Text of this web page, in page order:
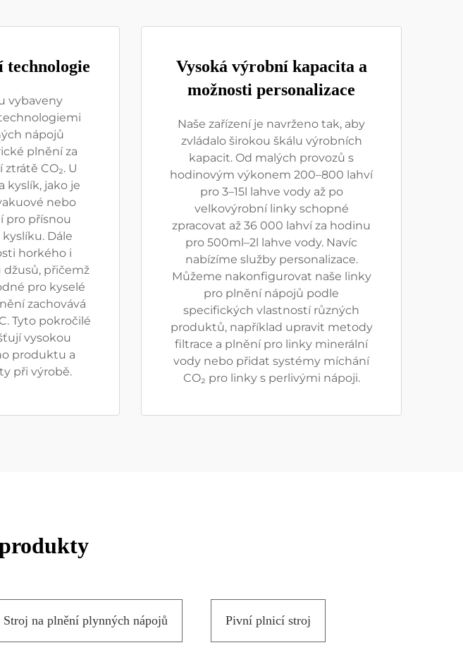
vybaveny
nápojů
plnění za
CO₂. U
kyslík, jako je
nebo
pro přísnou
Dále
horkého i
přičemž
pro kyselé
zachovává
Tyto pokročilé
vysokou
produktu a
při výrobě.
Vysoká výrobní kapacita a
možnosti personalizace
Naše zařízení je navrženo tak, aby
zvládalo širokou škálu výrobních
kapacit. Od malých provozů s
hodinovým výkonem 200–800 lahví
pro 3–15l lahve vody až po
velkovýrobní linky schopné
zpracovat až 36 000 lahví za hodinu
pro 500ml–2l lahve vody. Navíc
nabízíme služby personalizace.
Můžeme nakonfigurovat naše linky
pro plnění nápojů podle
specifických vlastností různých
produktů, například upravit metody
filtrace a plnění pro linky minerální
vody nebo přidat systémy míchání
CO₂ pro linky s perlivými nápoji.
Stroj na plnění plynných nápojů Pivní plnicí stroj